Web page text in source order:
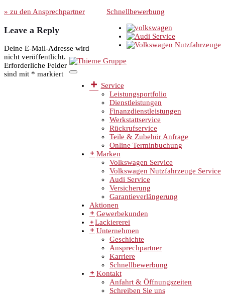
Schnellbewerbung
Service
Leistungsportfolio
Dienstleistungen
Finanzdienstleistungen
Werkstattservice
Rückrufservice
Teile & Zubehör Anfrage
Online Terminbuchung
Marken
Volkswagen Service
Volkswagen Nutzfahrzeuge Service
Audi Service
Versicherung
Garantieverlängerung
Aktionen
Gewerbekunden
Lackiererei
Unternehmen
Geschichte
Ansprechpartner
Karriere
Schnellbewerbung
Kontakt
Anfahrt & Öffnungszeiten
Schreiben Sie uns
» zu den Ansprechpartner
Leave a Reply
Deine E-Mail-Adresse wird
nicht veröffentlicht.
Erforderliche Felder
sind mit * markiert